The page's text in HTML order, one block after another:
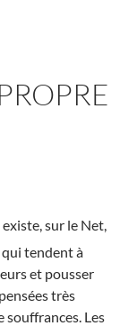
sur le Net,
tendent à
et pousser
très
souffrances. Les